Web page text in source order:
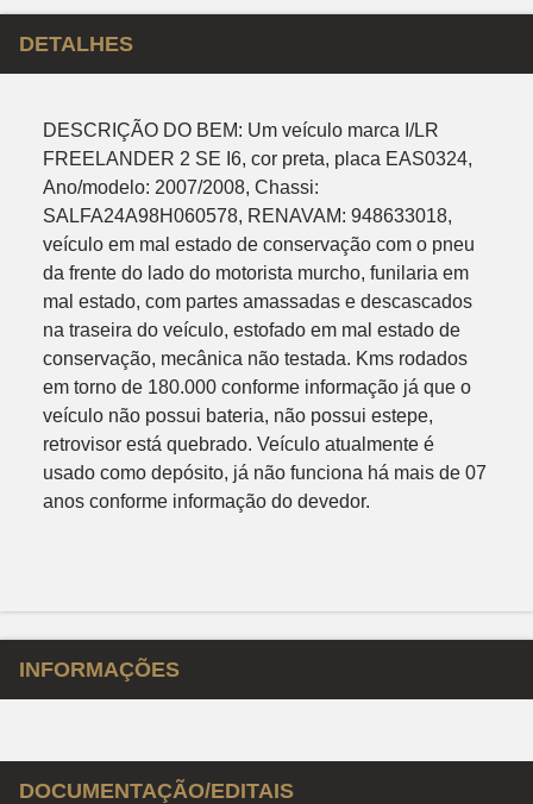
DETALHES
DESCRIÇÃO DO BEM: Um veículo marca I/LR
FREELANDER 2 SE I6, cor preta, placa EAS0324,
Ano/modelo: 2007/2008, Chassi:
SALFA24A98H060578, RENAVAM: 948633018,
veículo em mal estado de conservação com o pneu
da frente do lado do motorista murcho, funilaria em
mal estado, com partes amassadas e descascados
na traseira do veículo, estofado em mal estado de
conservação, mecânica não testada. Kms rodados
em torno de 180.000 conforme informação já que o
veículo não possui bateria, não possui estepe,
retrovisor está quebrado. Veículo atualmente é
usado como depósito, já não funciona há mais de 07
anos conforme informação do devedor.
INFORMAÇÕES
DOCUMENTAÇÃO/EDITAIS